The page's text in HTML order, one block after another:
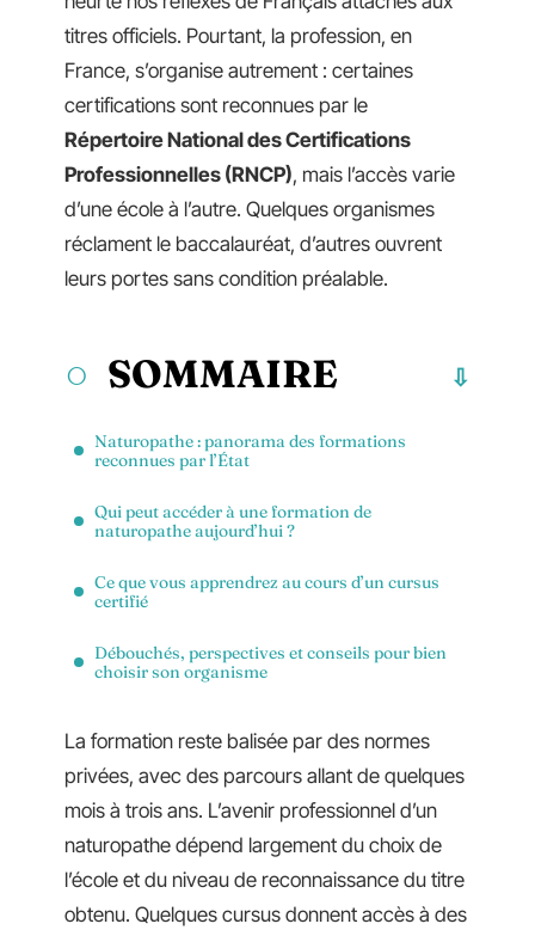
titres officiels. Pourtant, la profession, en
France, s’organise autrement : certaines
certifications sont reconnues par le
Répertoire National des Certifications
Professionnelles (RNCP), mais l’accès varie
d’une école à l’autre. Quelques organismes
réclament le baccalauréat, d’autres ouvrent
leurs portes sans condition préalable.
SOMMAIRE
Naturopathe : panorama des formations
reconnues par l’État
Qui peut accéder à une formation de
naturopathe aujourd’hui ?
Ce que vous apprendrez au cours d’un cursus
certifié
Débouchés, perspectives et conseils pour bien
choisir son organisme
La formation reste balisée par des normes
privées, avec des parcours allant de quelques
mois à trois ans. L’avenir professionnel d’un
naturopathe dépend largement du choix de
l’école et du niveau de reconnaissance du titre
obtenu. Quelques cursus donnent accès à des